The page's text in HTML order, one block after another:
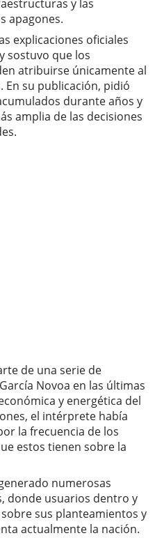
y las
apagones.
explicaciones oficiales
sostuvo que los
atribuirse únicamente al
En su publicación, pidió
durante años y
amplia de las decisiones
de una serie de
Novoa en las últimas
y energética del
el intérprete había
la frecuencia de los
estos tienen sobre la
numerosas
donde usuarios dentro y
sus planteamientos y
actualmente la nación.